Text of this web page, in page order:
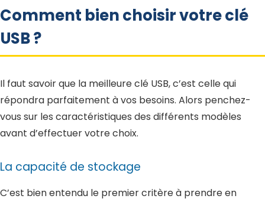
Comment bien choisir votre clé
USB ?
Il faut savoir que la meilleure clé USB, c’est celle qui
répondra parfaitement à vos besoins. Alors penchez-
vous sur les caractéristiques des différents modèles
avant d’effectuer votre choix.
La capacité de stockage
C’est bien entendu le premier critère à prendre en